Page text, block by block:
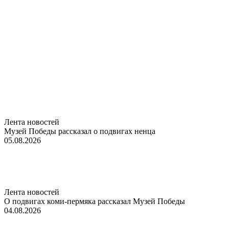
Лента новостей
Музей Победы рассказал о подвигах ненца
05.08.2026
Лента новостей
О подвигах коми-пермяка рассказал Музей Победы
04.08.2026